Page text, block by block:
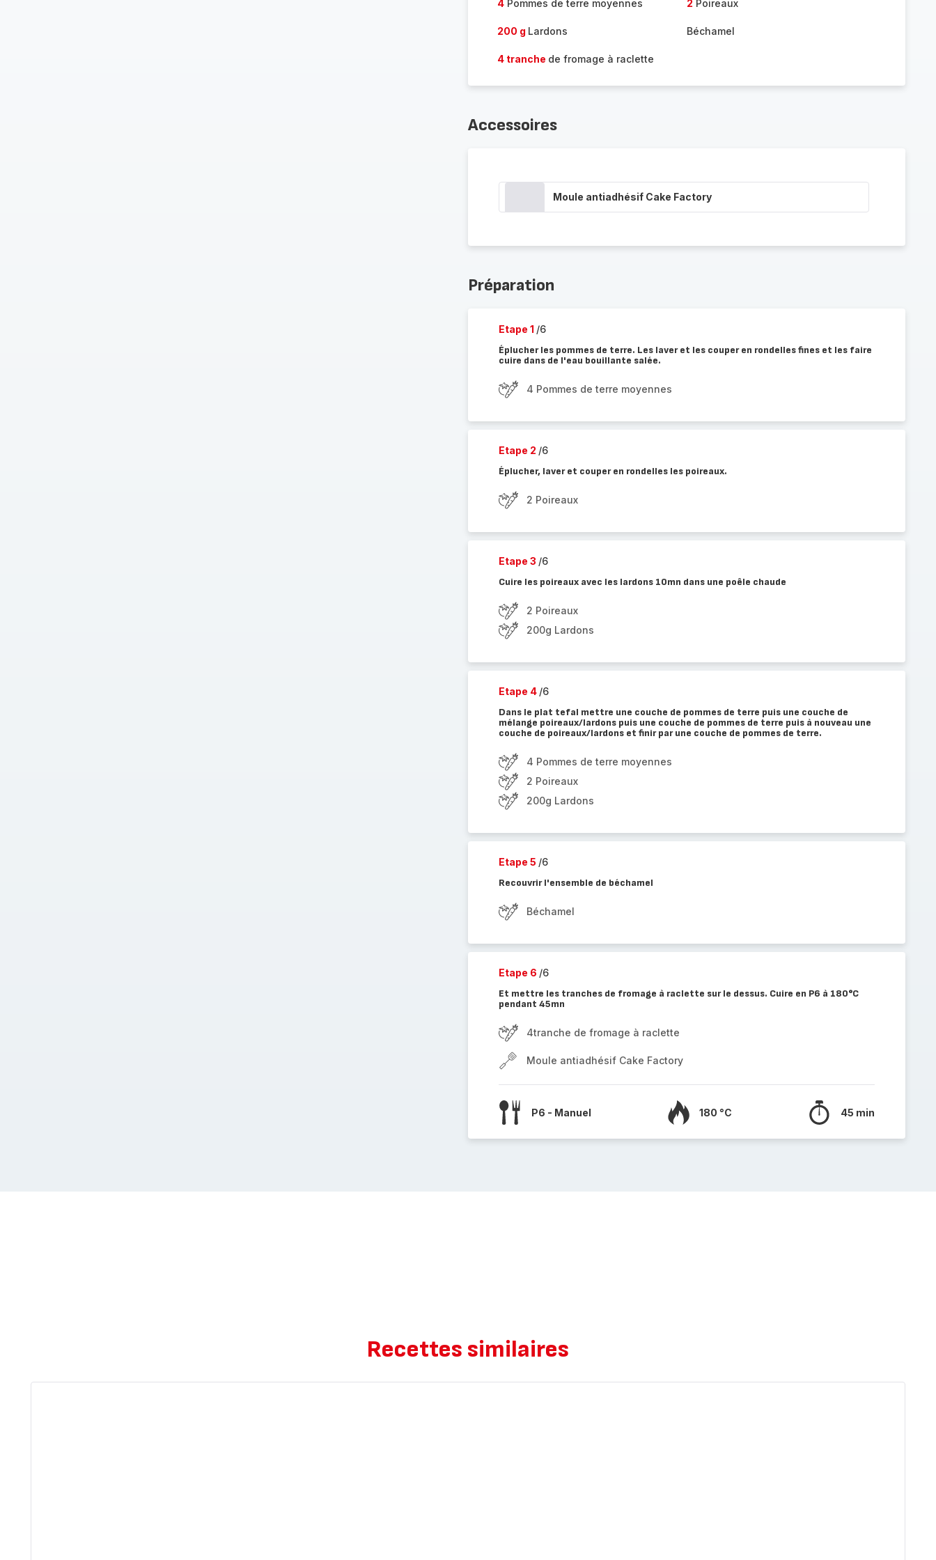
4Pommes de terre moyennes 2 Poireaux
200 g Lardons Béchamel
4 tranche de fromage à raclette
Accessoires
Moule antiadhésif Cake Factory
Préparation
Etape 1 /6
Éplucher les pommes de terre. Les laver et les couper en rondelles fines et les faire
cuire dans de l'eau bouillante salée.
4 Pommes de terre moyennes
Etape 2 /6
Éplucher, laver et couper en rondelles les poireaux.
2 Poireaux
Etape 3 /6
Cuire les poireaux avec les lardons 10mn dans une poêle chaude
2 Poireaux
200g Lardons
Etape 4 /6
Dans le plat tefal mettre une couche de pommes de terre puis une couche de
mélange poireaux/lardons puis une couche de pommes de terre puis à nouveau une
couche de poireaux/lardons et finir par une couche de pommes de terre.
4 Pommes de terre moyennes
2 Poireaux
200g Lardons
Etape 5 /6
Recouvrir l'ensemble de béchamel
Béchamel
Etape 6 /6
Et mettre les tranches de fromage à raclette sur le dessus. Cuire en P6 à 180°C
pendant 45mn
4tranche de fromage à raclette
Moule antiadhésif Cake Factory
P6 - Manuel 180 °C 45 min
Recettes similaires